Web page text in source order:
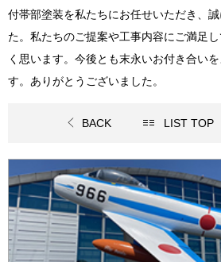
付帯部塗装を私たちにお任せいただき、
た。私たちのご提案や工事内容にご満足
く思います。今後とも末永いお付き合い
す。ありがとうございました。
BACK LIST TOP